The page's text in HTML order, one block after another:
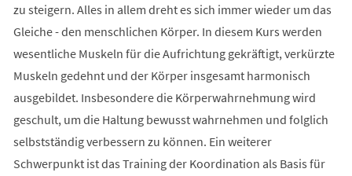
zu steigern. Alles in allem dreht es sich immer wieder um das
Gleiche - den menschlichen Körper. In diesem Kurs werden
wesentliche Muskeln für die Aufrichtung gekräftigt, verkürzte
Muskeln gedehnt und der Körper insgesamt harmonisch
ausgebildet. Insbesondere die Körperwahrnehmung wird
geschult, um die Haltung bewusst wahrnehmen und folglich
selbstständig verbessern zu können. Ein weiterer
Schwerpunkt ist das Training der Koordination als Basis für